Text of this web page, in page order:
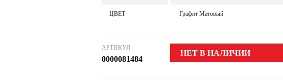
ЦВЕТ Графит Матовый
АРТИКУЛ
0000081484
НЕТ В НАЛИЧИИ